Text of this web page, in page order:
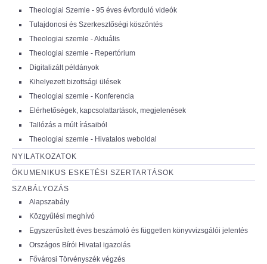
Theologiai Szemle - 95 éves évforduló videók
Tulajdonosi és Szerkesztőségi köszöntés
Theologiai szemle - Aktuális
Theologiai szemle - Repertórium
Digitalizált példányok
Kihelyezett bizottsági ülések
Theologiai szemle - Konferencia
Elérhetőségek, kapcsolattartások, megjelenések
Tallózás a múlt írásaiból
Theologiai szemle - Hivatalos weboldal
NYILATKOZATOK
ÖKUMENIKUS ESKETÉSI SZERTARTÁSOK
SZABÁLYOZÁS
Alapszabály
Közgyűlési meghívó
Egyszerűsített éves beszámoló és független könyvvizsgálói jelentés
Országos Bírói Hivatal igazolás
Fővárosi Törvényszék végzés